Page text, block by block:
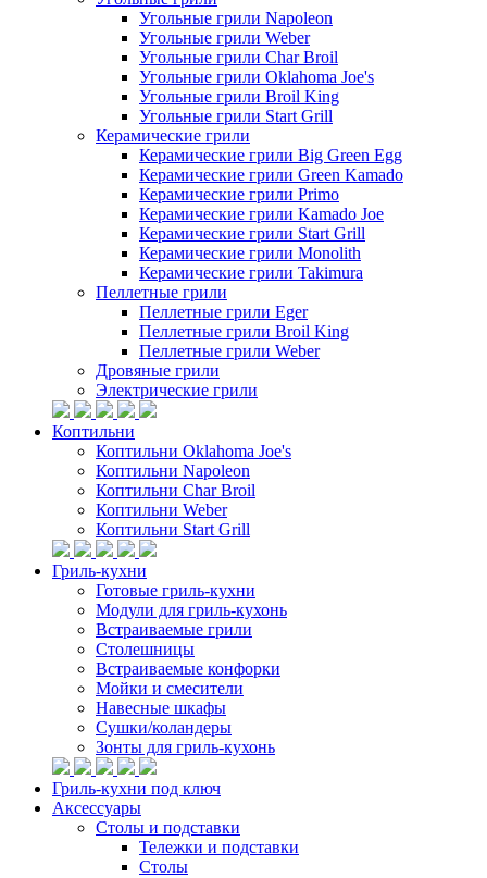
Угольные грили Napoleon
Угольные грили Weber
Угольные грили Char Broil
Угольные грили Oklahoma Joe's
Угольные грили Broil King
Угольные грили Start Grill
Керамические грили
Керамические грили Big Green Egg
Керамические грили Green Kamado
Керамические грили Primo
Керамические грили Kamado Joe
Керамические грили Start Grill
Керамические грили Monolith
Керамические грили Takimura
Пеллетные грили
Пеллетные грили Eger
Пеллетные грили Broil King
Пеллетные грили Weber
Дровяные грили
Электрические грили
Коптильни
Коптильни Oklahoma Joe's
Коптильни Napoleon
Коптильни Char Broil
Коптильни Weber
Коптильни Start Grill
Гриль-кухни
Готовые гриль-кухни
Модули для гриль-кухонь
Встраиваемые грили
Столешницы
Встраиваемые конфорки
Мойки и смесители
Навесные шкафы
Сушки/коландеры
Зонты для гриль-кухонь
Гриль-кухни под ключ
Аксессуары
Столы и подставки
Тележки и подставки
Столы